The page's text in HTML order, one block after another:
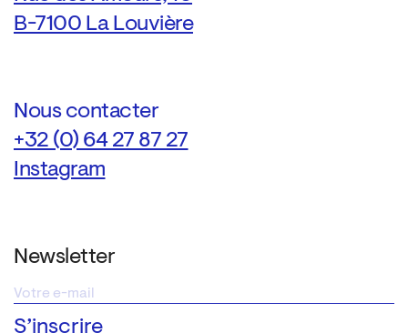
B-7100 La Louvière
Nous contacter
+32 (0) 64 27 87 27
Instagram
Newsletter